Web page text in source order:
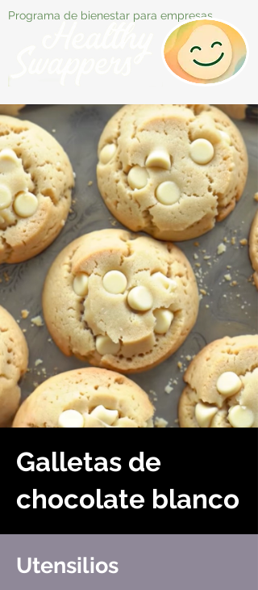
Programa de bienestar para empresas
Galletas de
chocolate blanco
Utensilios